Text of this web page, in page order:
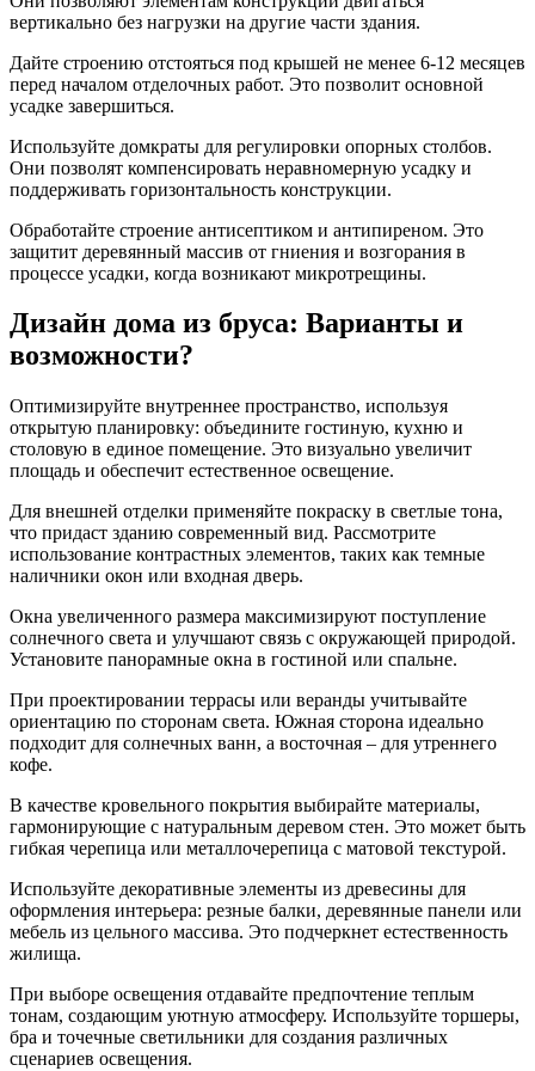
вертикально без нагрузки на другие части здания.
Дайте строению отстояться под крышей не менее 6-12 месяцев
перед началом отделочных работ. Это позволит основной
усадке завершиться.
Используйте домкраты для регулировки опорных столбов.
Они позволят компенсировать неравномерную усадку и
поддерживать горизонтальность конструкции.
Обработайте строение антисептиком и антипиреном. Это
защитит деревянный массив от гниения и возгорания в
процессе усадки, когда возникают микротрещины.
Дизайн дома из бруса: Варианты и
возможности?
Оптимизируйте внутреннее пространство, используя
открытую планировку: объедините гостиную, кухню и
столовую в единое помещение. Это визуально увеличит
площадь и обеспечит естественное освещение.
Для внешней отделки применяйте покраску в светлые тона,
что придаст зданию современный вид. Рассмотрите
использование контрастных элементов, таких как темные
наличники окон или входная дверь.
Окна увеличенного размера максимизируют поступление
солнечного света и улучшают связь с окружающей природой.
Установите панорамные окна в гостиной или спальне.
При проектировании террасы или веранды учитывайте
ориентацию по сторонам света. Южная сторона идеально
подходит для солнечных ванн, а восточная – для утреннего
кофе.
В качестве кровельного покрытия выбирайте материалы,
гармонирующие с натуральным деревом стен. Это может быть
гибкая черепица или металлочерепица с матовой текстурой.
Используйте декоративные элементы из древесины для
оформления интерьера: резные балки, деревянные панели или
мебель из цельного массива. Это подчеркнет естественность
жилища.
При выборе освещения отдавайте предпочтение теплым
тонам, создающим уютную атмосферу. Используйте торшеры,
бра и точечные светильники для создания различных
сценариев освещения.